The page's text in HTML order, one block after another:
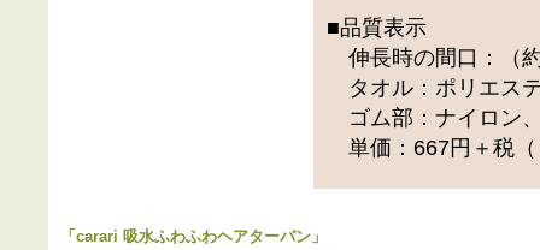
■品質表示
伸長時の間口：（
タオル：ポリエス
ゴム部：ナイロン
単価：667円＋税（
「 carari 吸水ふわふわヘアターバン 」